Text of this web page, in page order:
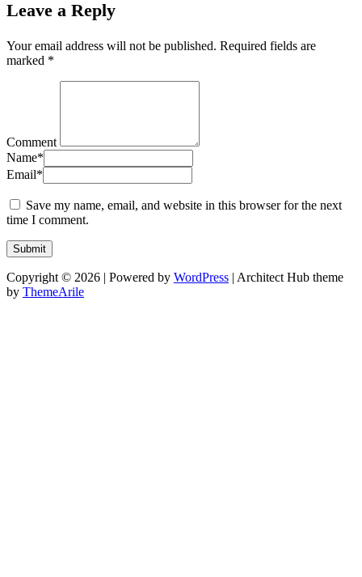
Leave a Reply
Your email address will not be published. Required fields are
marked *
Comment
Name*
Email*
Save my name, email, and website in this browser for the next
time I comment.
Copyright © 2026 | Powered by WordPress | Architect Hub theme
by ThemeArile